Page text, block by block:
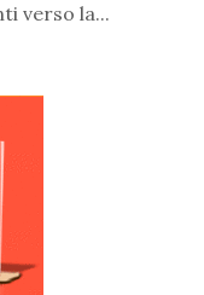
verso la...